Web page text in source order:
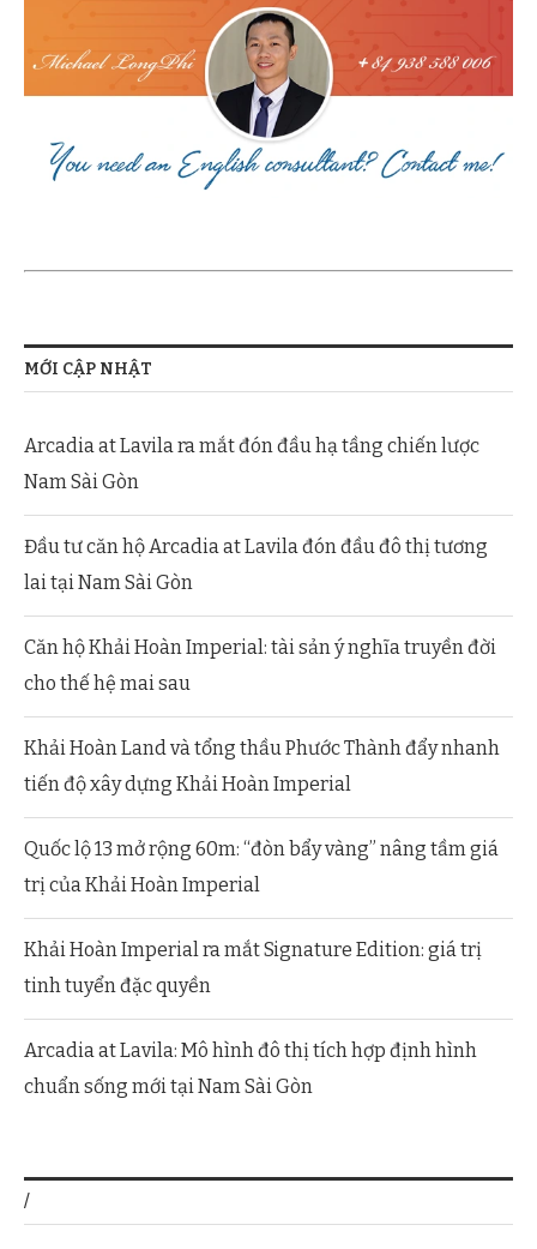
MỚI CẬP NHẬT
Arcadia at Lavila ra mắt đón đầu hạ tầng chiến lược
Nam Sài Gòn
Đầu tư căn hộ Arcadia at Lavila đón đầu đô thị tương
lai tại Nam Sài Gòn
Căn hộ Khải Hoàn Imperial: tài sản ý nghĩa truyền đời
cho thế hệ mai sau
Khải Hoàn Land và tổng thầu Phước Thành đẩy nhanh
tiến độ xây dựng Khải Hoàn Imperial
Quốc lộ 13 mở rộng 60m: “đòn bẩy vàng” nâng tầm giá
trị của Khải Hoàn Imperial
Khải Hoàn Imperial ra mắt Signature Edition: giá trị
tinh tuyển đặc quyền
Arcadia at Lavila: Mô hình đô thị tích hợp định hình
chuẩn sống mới tại Nam Sài Gòn
/